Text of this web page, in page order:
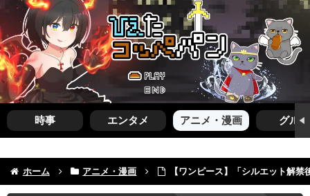
時事 エンタメ アニメ・漫画 グルメ
ホーム アニメ・漫画 【ワンピース】「シルエット解